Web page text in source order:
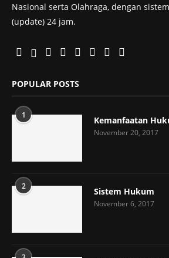
Nasional serta Olahraga, dengan
(update) 24 jam.
POPULAR POSTS
1 Kemanfaatan
November 20, 2017
2 Sistem Hukum
November 6, 2017